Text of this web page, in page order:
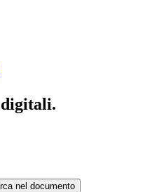
nel documento